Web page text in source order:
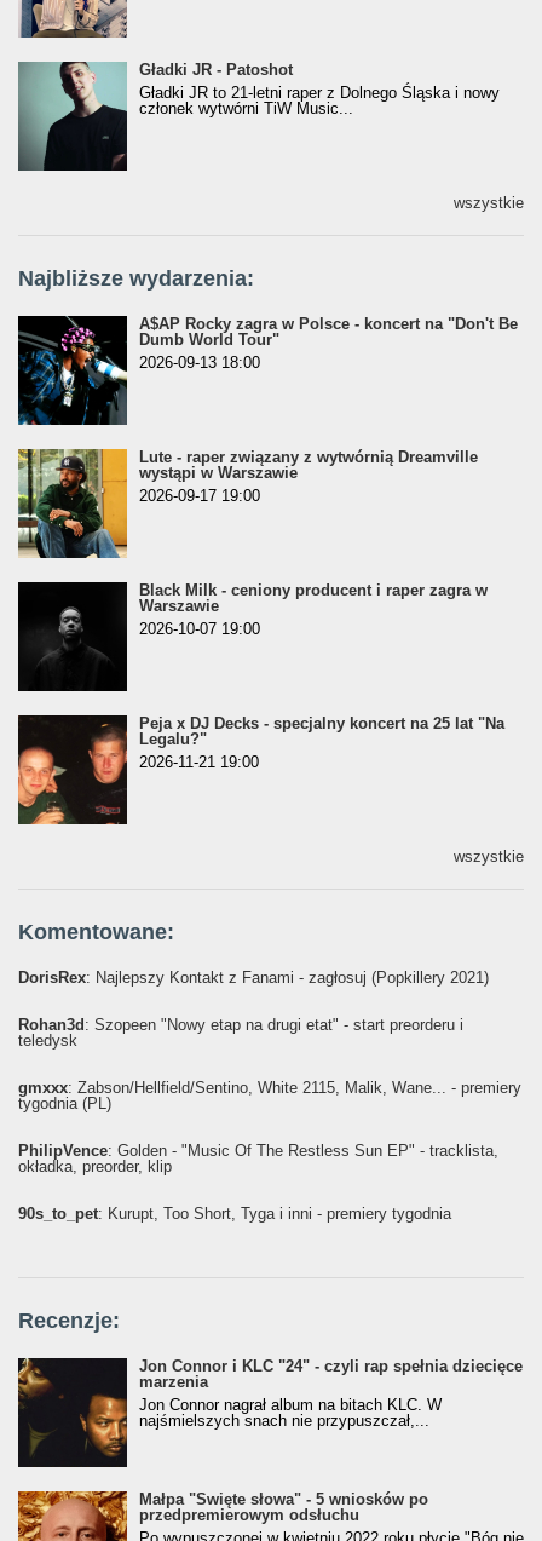
Gładki JR - Patoshot
Gładki JR - Patoshot
Gładki JR to 21-letni raper z Dolnego Śląska i nowy
członek wytwórni TiW Music...
wszystkie
Najbliższe wydarzenia:
A$AP Rocky zagra w Polsce - koncert na "Don't Be
Dumb World Tour"
2026-09-13 18:00
Lute - raper związany z wytwórnią Dreamville
wystąpi w Warszawie
2026-09-17 19:00
Black Milk - ceniony producent i raper zagra w
Warszawie
2026-10-07 19:00
Peja x DJ Decks - specjalny koncert na 25 lat "Na
Legalu?"
2026-11-21 19:00
wszystkie
Komentowane:
DorisRex: Najlepszy Kontakt z Fanami - zagłosuj (Popkillery 2021)
Rohan3d : Szopeen "Nowy etap na drugi etat" - start preorderu i
teledysk
gmxxx: Żabson/Hellfield/Sentino, White 2115, Malik, Wane... - premiery
tygodnia (PL)
PhilipVence: Golden - "Music Of The Restless Sun EP" - tracklista,
okładka, preorder, klip
90s_to_pet: Kurupt, Too Short, Tyga i inni - premiery tygodnia
Recenzje:
Jon Connor i KLC "24" - czyli rap spełnia dziecięce
marzenia
Jon Connor nagrał album na bitach KLC. W
najśmielszych snach nie przypuszczał,...
Małpa "Święte słowa" - 5 wniosków po
przedpremierowym odsłuchu